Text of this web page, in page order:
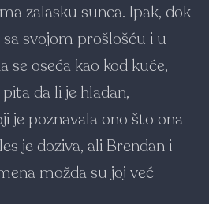
zalasku sunca. Ipak, dok
svojom prošlošću i u
se oseća kao kod kuće,
da li je hladan,
je poznavala ono što ona
je doziva, ali Brendan i
možda su joj već